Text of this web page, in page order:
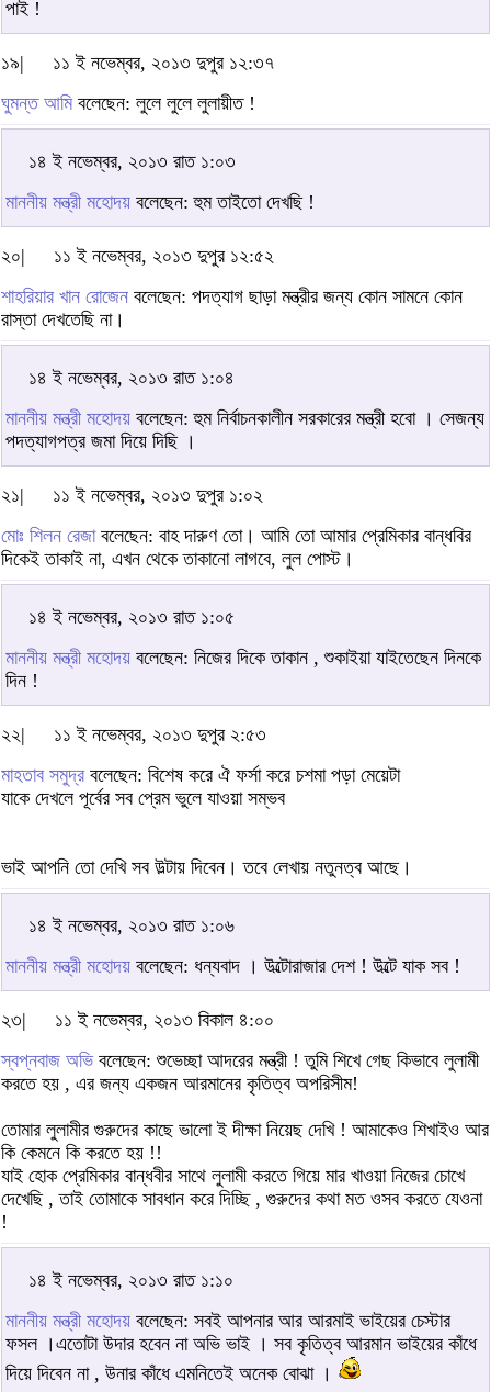
পাই !
১৯|
১১ ই নভেম্বর, ২০১৩ দুপুর ১২:৩৭
ঘুমন্ত আমিবলেছেন: লুলে লুলে লুলায়ীত !
১৪ ই নভেম্বর, ২০১৩ রাত ১:০৩
মাননীয় মন্ত্রী মহোদয় বলেছেন: হুম তাইতো দেখছি !
২০|
১১ ই নভেম্বর, ২০১৩ দুপুর ১২:৫২
শাহরিয়ার খান রোজেন বলেছেন: পদত্যাগ ছাড়া মন্ত্রীর জন্য কোন সামনে কোন
রাস্তা দেখতেছি না।
১৪ ই নভেম্বর, ২০১৩ রাত ১:০৪
মাননীয় মন্ত্রী মহোদয় বলেছেন: হুম নির্বাচনকালীন সরকারের মন্ত্রী হবো । সেজন্য
পদত্যাগপত্র জমা দিয়ে দিছি ।
২১|
১১ ই নভেম্বর, ২০১৩ দুপুর ১:০২
মোঃ শিলন রেজাবলেছেন: বাহ দারুণ তো। আমি তো আমার প্রেমিকার বান্ধবির
দিকেই তাকাই না, এখন থেকে তাকানো লাগবে, লুল পোস্ট।
১৪ ই নভেম্বর, ২০১৩ রাত ১:০৫
মাননীয় মন্ত্রী মহোদয় বলেছেন: নিজের দিকে তাকান , শুকাইয়া যাইতেছেন দিনকে
দিন !
২২|
১১ ই নভেম্বর, ২০১৩ দুপুর ২:৫৩
মাহতাব সমুদ্র বলেছেন: বিশেষ করে ঐ ফর্সা করে চশমা পড়া মেয়েটা
যাকে দেখলে পূর্বের সব প্রেম ভুলে যাওয়া সম্ভব
ভাই আপনি তো দেখি সব উল্টায় দিবেন। তবে লেখায় নতুনত্ব আছে।
১৪ ই নভেম্বর, ২০১৩ রাত ১:০৬
মাননীয় মন্ত্রী মহোদয় বলেছেন: ধন্যবাদ । উল্টোরাজার দেশ ! উল্টে যাক সব !
২৩|
১১ ই নভেম্বর, ২০১৩ বিকাল ৪:০০
স্বপ্নবাজ অভি বলেছেন: শুভেচ্ছা আদরের মন্ত্রী ! তুমি শিখে গেছ কিভাবে লুলামী
করতে হয় , এর জন্য একজন আরমানের কৃতিত্ব অপরিসীম!
তোমার লুলামীর গুরুদের কাছে ভালো ই দীক্ষা নিয়েছ দেখি ! আমাকেও শিখাইও আর
কি কেমনে কি করতে হয় !!
যাই হোক প্রেমিকার বান্ধবীর সাথে লুলামী করতে গিয়ে মার খাওয়া নিজের চোখে
দেখেছি , তাই তোমাকে সাবধান করে দিচ্ছি , গুরুদের কথা মত ওসব করতে যেওনা
!
১৪ ই নভেম্বর, ২০১৩ রাত ১:১০
মাননীয় মন্ত্রী মহোদয় বলেছেন: সবই আপনার আর আরমাই ভাইয়ের চেস্টার
ফসল ।এতোটা উদার হবেন না অভি ভাই । সব কৃতিত্ব আরমান ভাইয়ের কাঁধে
দিয়ে দিবেন না , উনার কাঁধে এমনিতেই অনেক বোঝা ।